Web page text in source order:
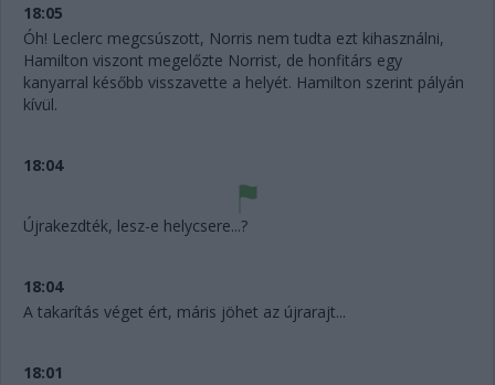
18:05
Óh! Leclerc megcsúszott, Norris nem tudta ezt kihasználni,
Hamilton viszont megelőzte Norrist, de honfitárs egy
kanyarral később visszavette a helyét. Hamilton szerint pályán
kívül.
18:04
Újrakezdték, lesz-e helycsere...?
18:04
A takarítás véget ért, máris jöhet az újrarajt...
18:01